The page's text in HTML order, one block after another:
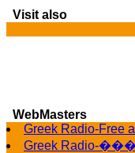
Visit also
WebMasters
Greek Radio-Free
Greek Radio-